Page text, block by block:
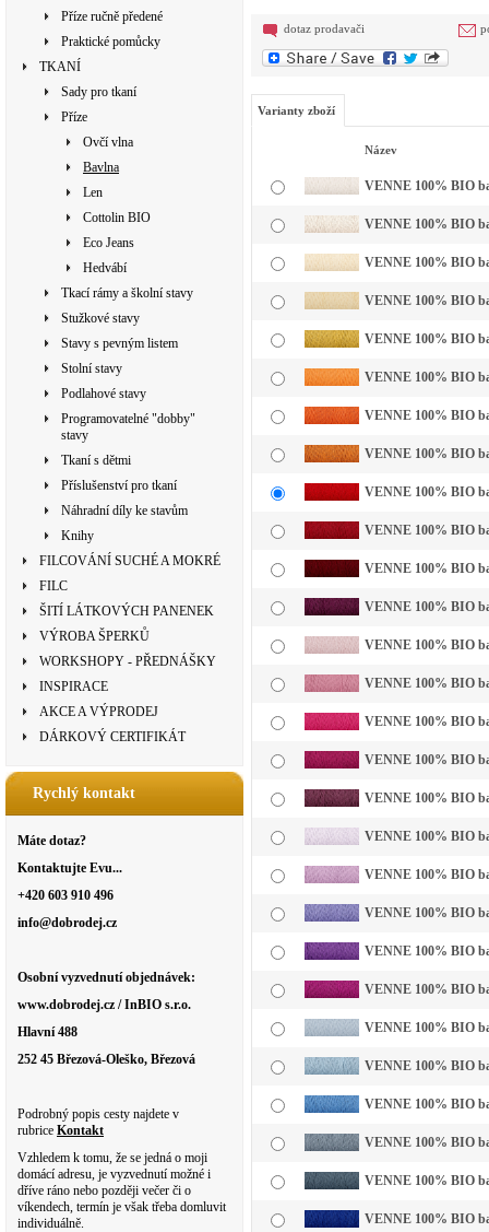
Příze ručně předené
Praktické pomůcky
TKANÍ
Sady pro tkaní
Příze
Ovčí vlna
Bavlna
Len
Cottolin BIO
Eco Jeans
Hedvábí
Tkací rámy a školní stavy
Stužkové stavy
Stavy s pevným listem
Stolní stavy
Podlahové stavy
Programovatelné "dobby"
stavy
Tkaní s dětmi
Příslušenství pro tkaní
Náhradní díly ke stavům
Knihy
FILCOVÁNÍ SUCHÉ A MOKRÉ
FILC
ŠITÍ LÁTKOVÝCH PANENEK
VÝROBA ŠPERKŮ
WORKSHOPY - PŘEDNÁŠKY
INSPIRACE
AKCE A VÝPRODEJ
DÁRKOVÝ CERTIFIKÁT
Rychlý kontakt
Máte dotaz?
Kontaktujte Evu...
+420 603 910 496
info@dobrodej.cz
Osobní vyzvednutí objednávek:
www.dobrodej.cz / InBIO s.r.o.
Hlavní 488
252 45 Březová-Oleško, Březová
Podrobný popis cesty najdete v
rubrice Kontakt
Vzhledem k tomu, že se jedná o moji
domácí adresu, je vyzvednutí možné i
dříve ráno nebo později večer či o
víkendech, termín je však třeba domluvit
individuálně.
dotaz prodavači
Varianty zboží
Název
VENNE 100% BIO
VENNE 100% BIO
VENNE 100% BIO
VENNE 100% BIO
VENNE 100% BIO
VENNE 100% BIO
VENNE 100% BIO
VENNE 100% BIO
VENNE 100% BIO
VENNE 100% BIO
VENNE 100% BIO
VENNE 100% BIO
VENNE 100% BIO
VENNE 100% BIO
VENNE 100% BIO
VENNE 100% BIO
VENNE 100% BIO
VENNE 100% BIO
VENNE 100% BIO
VENNE 100% BIO
VENNE 100% BIO
VENNE 100% BIO
VENNE 100% BIO
VENNE 100% BIO
VENNE 100% BIO
VENNE 100% BIO
VENNE 100% BIO
VENNE 100% BIO